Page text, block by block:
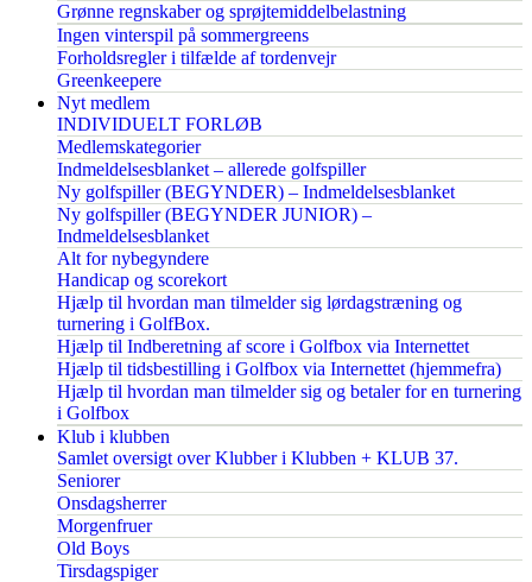
Grønne regnskaber og sprøjtemiddelbelastning
Ingen vinterspil på sommergreens
Forholdsregler i tilfælde af tordenvejr
Greenkeepere
Nyt medlem
INDIVIDUELT FORLØB
Medlemskategorier
Indmeldelsesblanket – allerede golfspiller
Ny golfspiller (BEGYNDER) – Indmeldelsesblanket
Ny golfspiller (BEGYNDER JUNIOR) –
Indmeldelsesblanket
Alt for nybegyndere
Handicap og scorekort
Hjælp til hvordan man tilmelder sig lørdagstræning og
turnering i GolfBox.
Hjælp til Indberetning af score i Golfbox via Internettet
Hjælp til tidsbestilling i Golfbox via Internettet (hjemmefra)
Hjælp til hvordan man tilmelder sig og betaler for en turnering
i Golfbox
Klub i klubben
Samlet oversigt over Klubber i Klubben + KLUB 37.
Seniorer
Onsdagsherrer
Morgenfruer
Old Boys
Tirsdagspiger